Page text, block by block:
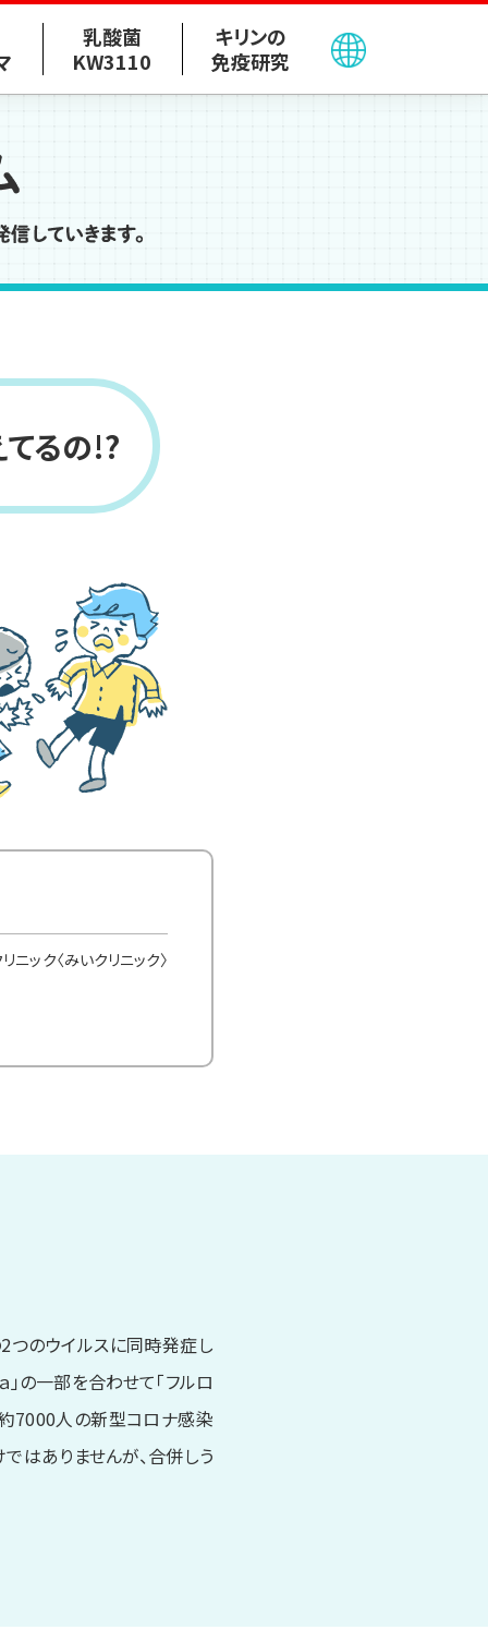
報告・外部発表
術報告（論文・書籍）
部発表（学会発表・講演）
乳酸菌
KW3110
キリンの
免疫研究
るの!?
ック〈みいクリニック〉
つのウイルスに同時発症し
」の一部を合わせて「フルロ
約7000人の新型コロナ感染
はありませんが、合併しう